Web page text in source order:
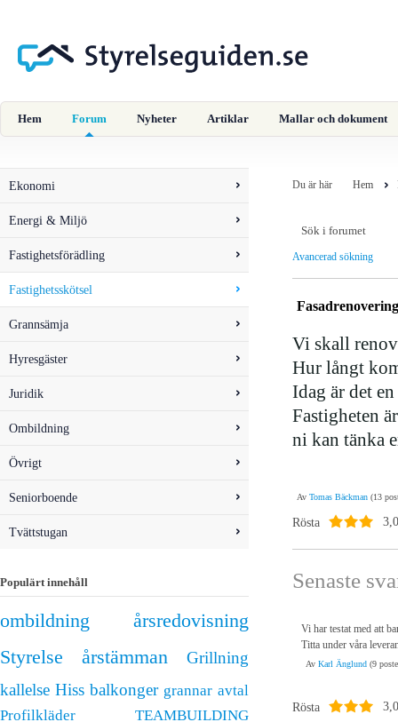
Hem Forum Nyheter Artiklar Mallar och dokument
Ekonomi
Energi & Miljö
Fastighetsförädling
Fastighetsskötsel
Grannsämja
Hyresgäster
Juridik
Ombildning
Övrigt
Seniorboende
Tvättstugan
Populärt innehåll
ombildning
årsredovisning
Styrelse
årstämman
Grillning
kallelse Hiss balkonger grannar avtal
Profilkläder
TEAMBUILDING
Du är här Hem
Avancerad sökning
Fasadrenovering
Vi skall
Hur långt
Idag är det
Fastigheten
ni kan tänka
Av Tomas Bäckman (13
Rösta 3,0
Senaste
Vi har testat med att
Titta under våra
Av Karl Änglund (9
Rösta 3,0